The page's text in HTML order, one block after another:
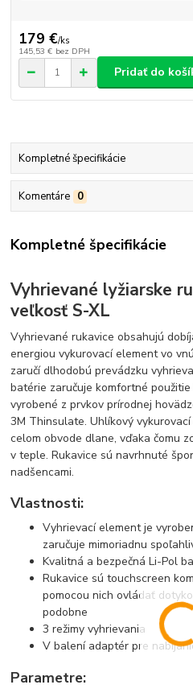
179 €/ks
145,53 € bez DPH
Pridať do
Kompletné špecifikácie
Komentáre 0
Kompletné špecifikácie
Vyhrievané lyžiarske
veľkosť S-XL
Vyhrievané rukavice obsahujú
energiou vykurovací element vo
zaručí dlhodobú prevádzku
batérie zaručuje komfortné
vyrobené z prvkov prírodnej
3M Thinsulate. Uhlíkový
celom obvode dlane, vďaka čomu
v teple. Rukavice sú navrhnuté
nadšencami.
Vlastnosti:
Vyhrievací element je
zaručuje mimoriadnu
Kvalitná a bezpečná Li-Pol
Rukavice sú touchscreen
pomocou nich ovládať
podobne
3 režimy vyhrievania
V balení adaptér pre
Parametre: